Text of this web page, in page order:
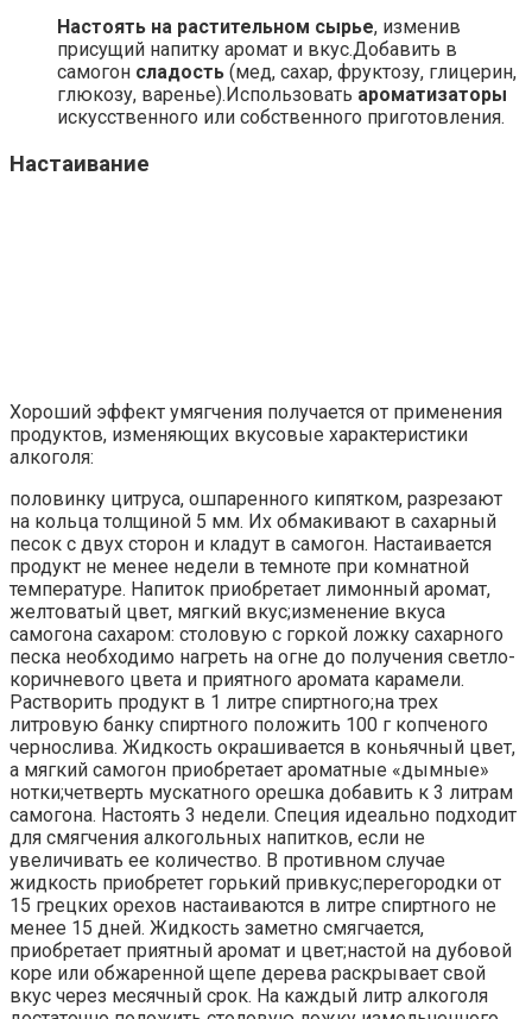
Настоять на растительном сырье, изменив
присущий напитку аромат и вкус.Добавить в
самогон сладость (мед, сахар, фруктозу, глицерин,
глюкозу, варенье).Использовать ароматизаторы
искусственного или собственного приготовления.
Настаивание
Хороший эффект умягчения получается от применения
продуктов, изменяющих вкусовые характеристики
алкоголя:
половинку цитруса, ошпаренного кипятком, разрезают
на кольца толщиной 5 мм. Их обмакивают в сахарный
песок с двух сторон и кладут в самогон. Настаивается
продукт не менее недели в темноте при комнатной
температуре. Напиток приобретает лимонный аромат,
желтоватый цвет, мягкий вкус;изменение вкуса
самогона сахаром: столовую с горкой ложку сахарного
песка необходимо нагреть на огне до получения светло-
коричневого цвета и приятного аромата карамели.
Растворить продукт в 1 литре спиртного;на трех
литровую банку спиртного положить 100 г копченого
чернослива. Жидкость окрашивается в коньячный цвет,
а мягкий самогон приобретает ароматные «дымные»
нотки;четверть мускатного орешка добавить к 3 литрам
самогона. Настоять 3 недели. Специя идеально подходит
для смягчения алкогольных напитков, если не
увеличивать ее количество. В противном случае
жидкость приобретет горький привкус;перегородки от
15 грецких орехов настаиваются в литре спиртного не
менее 15 дней. Жидкость заметно смягчается,
приобретает приятный аромат и цвет;настой на дубовой
коре или обжаренной щепе дерева раскрывает свой
вкус через месячный срок. На каждый литр алкоголя